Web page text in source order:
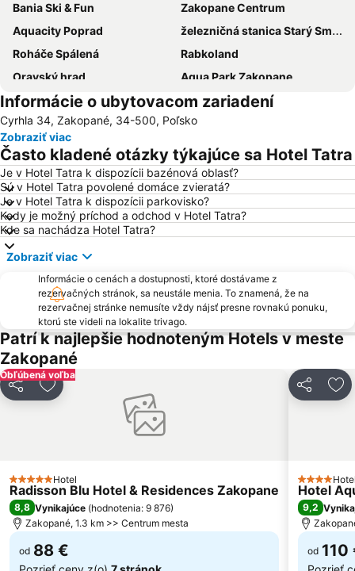
Bania Ski & Fun
Zakopane Centrum
Aquacity Poprad
železničná stanica Starý Smokovec
Roháče Spálená
Rabkoland
Oravský hrad
Aqua Park Zakopane
Starý Smokovec - Hrebienok Funicular
Železničná stanica Poprad-Tatry
Železničná stanica Tatranská Lomnica
Terma Bukowina Tatrzańska
Spišská Sobota
Gubałówka
Deptak na Krupówkach - Krupówki
Tatranská Lomnica
Bachledka Ski and Sun
Jasná Nízke Tatry – Chopok
Smokovec – Hrebienok
Železničná stanica Štrbské pleso
Kaniówka - Białka Tatrzańska
Morskie Oko
Červený Kláštor
Štrbské pleso
Matejovce
Kotelnica Białczańska
Podbanské
Poprad
Tatry Express
Liptov
Folklórny festival Východná
Zuberec
Vernár - Studničky
Lomnický štít
Stacja narciarska Kasprowy Wierch
Krušetnica
Informácie o ubytovacom zariadení
Cyrhla 34, Zakopané, 34-500, Poľsko
Zobraziť viac
Často kladené otázky týkajúce sa Hotel Tatra
Je v Hotel Tatra k dispozícii bazénová oblasť?
Sú v Hotel Tatra povolené domáce zvieratá?
Je v Hotel Tatra k dispozícii parkovisko?
Kedy je možný príchod a odchod v Hotel Tatra?
Kde sa nachádza Hotel Tatra?
Zobraziť viac
Informácie o cenách a dostupnosti, ktoré dostávame z
rezervačných stránok, sa neustále menia. To znamená, že na
rezervačnej stránke nemusíte vždy nájsť presne rovnakú ponuku,
ktorú ste videli na lokalite trivago.
Patrí k najlepšie hodnoteným Hotels v meste
Zakopané
Obľúbená voľba
ZdieľaťPridať do obľúbených
5 Počet hviezdičiek
Hotel
Radisson Blu Hotel & Residences Zakopane
8,8 Vynikajúce (hodnotenia: 9 876)
Zakopané, 1.3 km >> Centrum mesta
od 88 €
Zdieľať
4 Počet
Hotel
9,2
od 110